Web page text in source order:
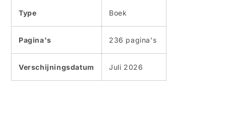
Type Boek
Pagina's 236 pagina's
Verschijningsdatum Juli 2026